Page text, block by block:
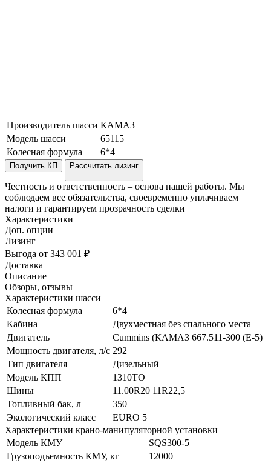
Производитель шасси КАМАЗ
Модель шасси
65115
Колесная формула
6*4
Получить КП Рассчитать лизинг
Честность и ответственность – основа нашей работы. Мы
соблюдаем все обязательства, своевременно уплачиваем
налоги и гарантируем прозрачность сделки
Характеристики
Доп. опции
Лизинг
Выгода от 343 001 ₽
Доставка
Описание
Обзоры, отзывы
Характеристики шасси
Колесная формула
6*4
Кабина
Двухместная без спального места
Двигатель
Cummins (КАМАЗ 667.511-300 (Е-5)
Мощность двигателя, л/с 292
Тип двигателя
Дизельный
Модель КПП
1310TO
Шины
11.00R20 11R22,5
Топливный бак, л
350
Экологический класс
EURO 5
Характеристики крано-манипуляторной установки
Модель КМУ
SQS300-5
Грузоподъемность КМУ, кг
12000